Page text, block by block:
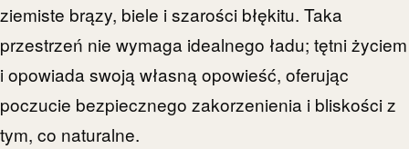
ziemiste brązy, biele i szarości błękitu. Taka
przestrzeń nie wymaga idealnego ładu; tętni życiem
i opowiada swoją własną opowieść, oferując
poczucie bezpiecznego zakorzenienia i bliskości z
tym, co naturalne.